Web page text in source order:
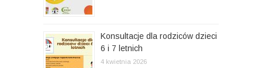
Konsultacje dla rodziców dzieci
6 i 7 letnich
4 kwietnia 2026